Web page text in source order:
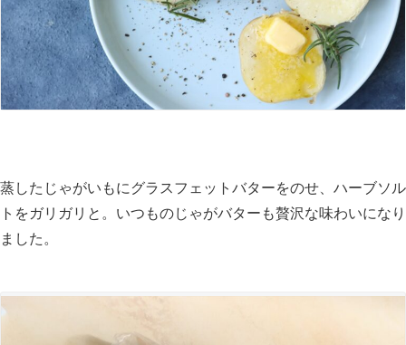
蒸したじゃがいもにグラスフェットバターをのせ、ハーブソル
トをガリガリと。いつものじゃがバターも贅沢な味わいになり
ました。